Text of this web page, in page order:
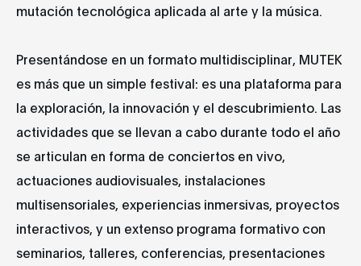
mutación tecnológica aplicada al arte y la música.
Presentándose en un formato multidisciplinar, MUTEK
es más que un simple festival: es una plataforma para
la exploración, la innovación y el descubrimiento. Las
actividades que se llevan a cabo durante todo el año
se articulan en forma de conciertos en vivo,
actuaciones audiovisuales, instalaciones
multisensoriales, experiencias inmersivas, proyectos
interactivos, y un extenso programa formativo con
seminarios, talleres, conferencias, presentaciones